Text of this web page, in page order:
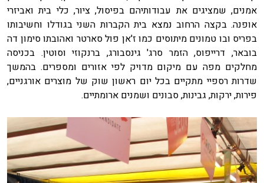
אמנים, שמציגים את עבודותיהם בפיסול, ציור, כלי בית ואביזרי
אופנה. בקצה הרחוב נמצא בית הקברות השני בגודלו וחשיבותו
בפריס ובו טמונים מיתוסים כמו ז'אן פול סארטר ואהובתו סימון דה
בובאר, דרייפוס, הזמר סרג' גינסבורג, ברנקוזי וסוטין. בכניסה
מחלקים מפה עם מיקום מדויק לפי אזורים ומספרים. בהמשך
שדרות רספיי מתקיים בכל יום ראשון שוק של מוצרים אורגניים,
פירות, ירקות, גבינות, סבונים ושמנים ארומתיים.